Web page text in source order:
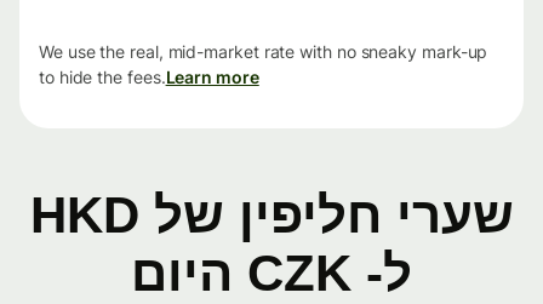
We use the real, mid-market rate with no sneaky mark-up
to hide the fees.Learn more
שערי חליפין של HKD
ל- CZK היום